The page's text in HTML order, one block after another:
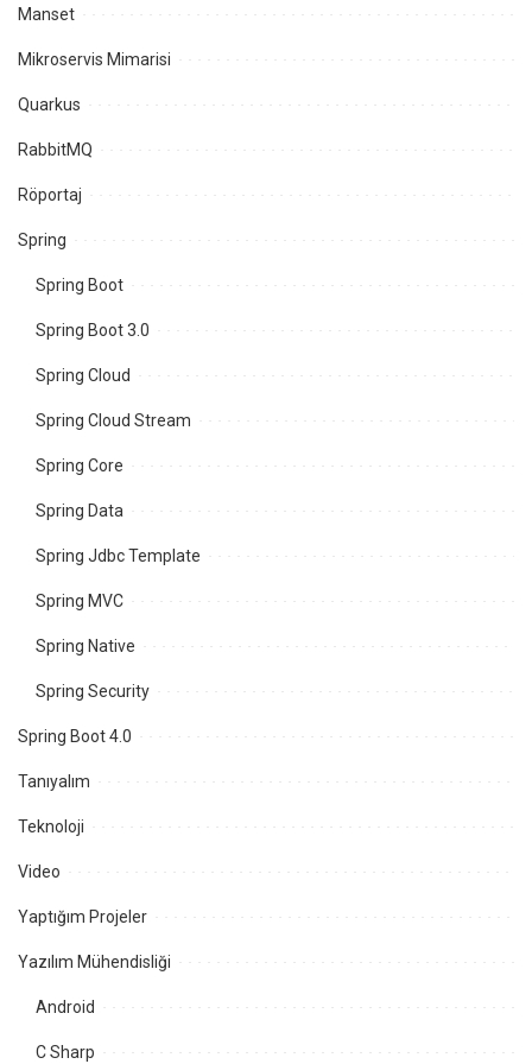
Manset
Mikroservis Mimarisi
Quarkus
RabbitMQ
Röportaj
Spring
Spring Boot
Spring Boot 3.0
Spring Cloud
Spring Cloud Stream
Spring Core
Spring Data
Spring Jdbc Template
Spring MVC
Spring Native
Spring Security
Spring Boot 4.0
Tanıyalım
Teknoloji
Video
Yaptığım Projeler
Yazılım Mühendisliği
Android
C Sharp